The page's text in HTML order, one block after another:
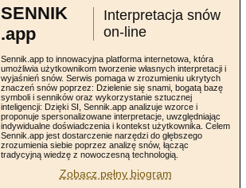
SENNIK
.app
Interpretacja snów
on-line
Sennik.app to innowacyjna platforma internetowa, która
umożliwia użytkownikom tworzenie własnych interpretacji i
wyjaśnień snów. Serwis pomaga w zrozumieniu ukrytych
znaczeń snów poprzez: Dzielenie się snami, bogatą bazę
symboli i senników oraz wykorzystanie sztucznej
inteligencji: Dzięki SI, Sennik.app analizuje wzorce i
proponuje spersonalizowane interpretacje, uwzględniając
indywidualne doświadczenia i kontekst użytkownika. Celem
Sennik.app jest dostarczenie narzędzi do głębszego
zrozumienia siebie poprzez analizę snów, łącząc
tradycyjną wiedzę z nowoczesną technologią.
Zobacz pełny biogram